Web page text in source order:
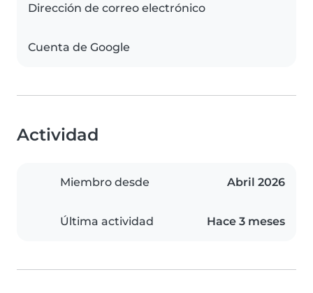
Dirección de correo electrónico
Cuenta de Google
Actividad
Miembro desde Abril 2026
Última actividad Hace 3 meses